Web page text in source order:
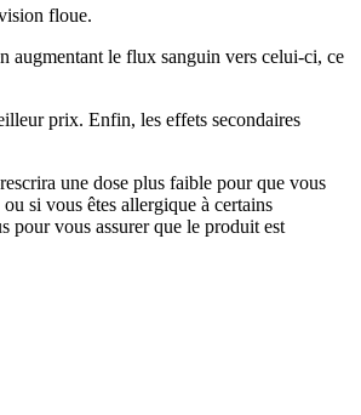
floue.
augmentant le flux sanguin vers celui-ci, ce
prix. Enfin, les effets secondaires
une dose plus faible pour que vous
si vous êtes allergique à certains
pour vous assurer que le produit est